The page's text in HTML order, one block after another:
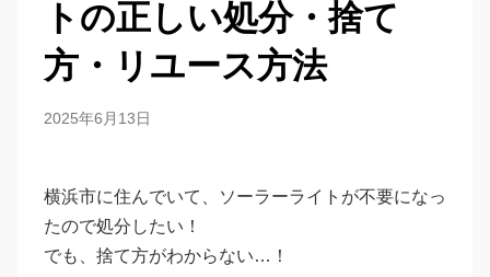
トの正しい処分・捨て
方・リユース方法
2025年6月13日
横浜市に住んでいて、ソーラーライトが不要になっ
たので処分したい！
でも、捨て方がわからない…！